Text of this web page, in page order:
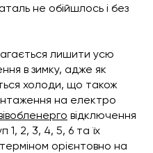
не обійшлось і без
лишити усю
в зимку, адже як
холоди, що також
на електро
відключення
1, 2, 3, 4, 5, 6 та їх
терміном орієнтовно на